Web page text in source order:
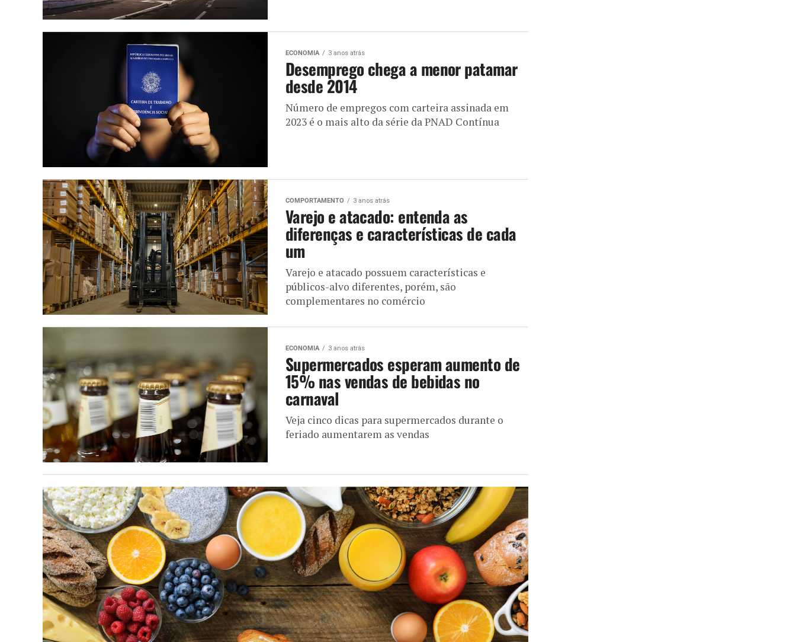
ECONOMIA 3 anos atrás
Desemprego chega a menor patamar
desde 2014
Número de empregos com carteira assinada em
2023 é o mais alto da série da PNAD Contínua
COMPORTAMENTO 3 anos atrás
Varejo e atacado: entenda as
diferenças e características de cada
um
Varejo e atacado possuem características e
públicos-alvo diferentes, porém, são
complementares no comércio
ECONOMIA 3 anos atrás
Supermercados esperam aumento de
15% nas vendas de bebidas no
carnaval
Veja cinco dicas para supermercados durante o
feriado aumentarem as vendas